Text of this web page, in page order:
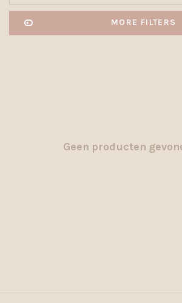
MORE FILTERS
Geen producten